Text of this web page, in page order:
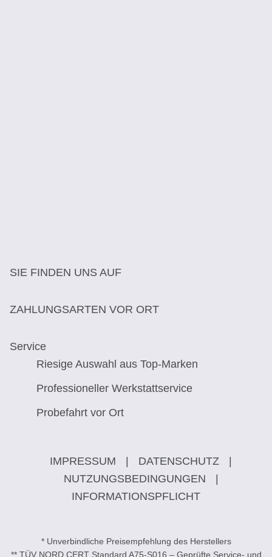
SIE FINDEN UNS AUF
ZAHLUNGSARTEN VOR ORT
Service
Riesige Auswahl aus Top-Marken
Professioneller Werkstattservice
Probefahrt vor Ort
IMPRESSUM DATENSCHUTZ
NUTZUNGSBEDINGUNGEN
INFORMATIONSPFLICHT
* Unverbindliche Preisempfehlung des Herstellers
** TÜV NORD CERT Standard A75-S016 – Geprüfte Service- und